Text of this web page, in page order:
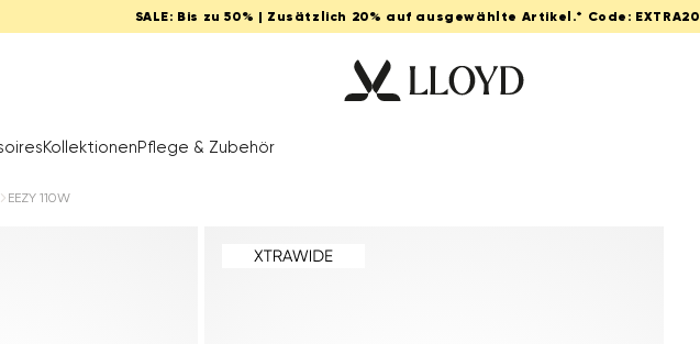
SALE: Bis zu 50% | Zusätzlich 20% auf ausgewählte Artikel.* Code: EXTRA20
KollektionenPflege & Zubehör
EEZY 110W